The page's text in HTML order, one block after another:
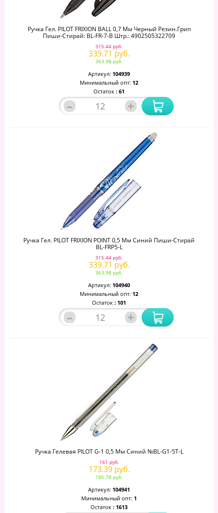
Ручка Гел. PILOT FRIXION BALL 0,7 Мм Черный Резин.грип
Пиши-Стирай: BL-FR-7-B Штр.: 4902505322709
315.44 руб.
339.71 руб.
363.98 руб.
Артикул: 104939
Минимальный опт: 12
Остаток : 61
– +
Ручка Гел. PILOT FRIXION POINT 0,5 Мм Синий Пиши-Стирай
BL-FRP5-L
315.44 руб.
339.71 руб.
363.98 руб.
Артикул: 104940
Минимальный опт: 12
Остаток : 101
– +
Ручка Гелевая PILOT G-1 0,5 Мм Синий №BL-G1-5T-L
161 руб.
173.39 руб.
185.78 руб.
Артикул: 104941
Минимальный опт: 1
Остаток : 1613